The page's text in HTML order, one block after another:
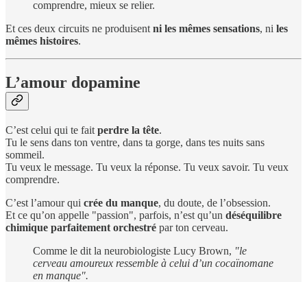
comprendre, mieux se relier.
Et ces deux circuits ne produisent ni les mêmes sensations, ni les
mêmes histoires.
L’amour dopamine
C’est celui qui te fait perdre la tête.
Tu le sens dans ton ventre, dans ta gorge, dans tes nuits sans
sommeil.
Tu veux le message. Tu veux la réponse. Tu veux savoir. Tu veux
comprendre.
C’est l’amour qui crée du manque, du doute, de l’obsession.
Et ce qu’on appelle "passion", parfois, n’est qu’un déséquilibre
chimique parfaitement orchestré par ton cerveau.
Comme le dit la neurobiologiste Lucy Brown, "le
cerveau amoureux ressemble à celui d’un cocaïnomane
en manque".